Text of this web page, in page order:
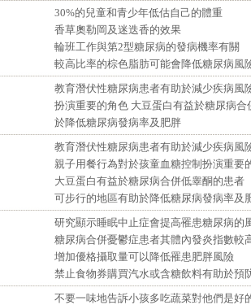
30%的兒童和青少年低估自己的體重
香草奧勒岡及迷迭香的效果
輪班工作與第2型糖尿病的發病機率有關
較高比率的棕色脂肪可能會降低糖尿病風
教育潛伏性糖尿病患者有助於減少疾病風
扮演重要的角色 大豆蛋白有益於糖尿病
於降低糖尿病發病率及肥胖
教育潛伏性糖尿病患者有助於減少疾病風
親子用餐行為對於孩童血糖控制扮演重要
大豆蛋白有益於糖尿病合併低睾酮的患者
可步行的地區有助於降低糖尿病發病率及
研究顯示睡眠中止症會提高罹患糖尿病的
糖尿病合併憂鬱症患者其體內發炎指數較
增加優格攝取量可以降低罹患肥胖風險
禁止食物券購買汽水或含糖飲料有助於預
不要一味地告訴小孩多吃蔬菜對他們是好